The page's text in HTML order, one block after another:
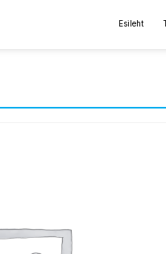
Esileht